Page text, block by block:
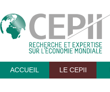
ACCUEIL LE CEPII